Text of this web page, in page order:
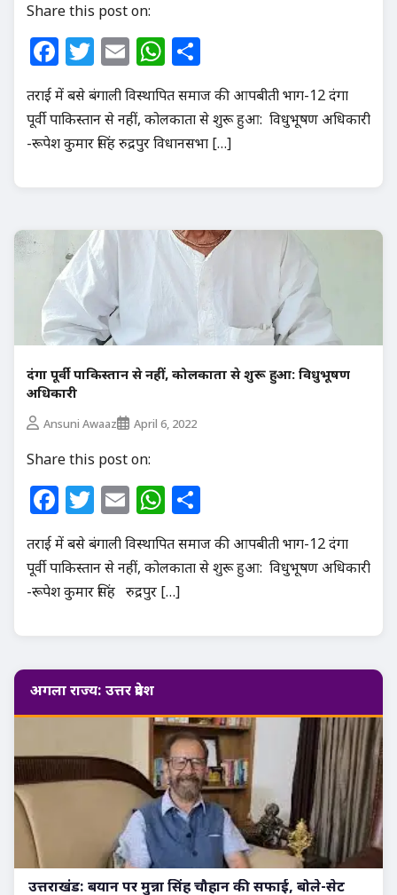
Share this post on:
Facebook
Twitter
EmailWhatsApp
तराई में बसे बंगाली विस्थापित समाज की आपबीती भाग-12 दंगा
पूर्वी पाकिस्तान से नहीं, कोलकाता से शुरू हुआ: विधुभूषण अधिकारी
-रूपेश कुमार सिंह रुद्रपुर विधानसभा […]
दंगा पूर्वी पाकिस्तान से नहीं, कोलकाता से शुरू हुआ: विधुभूषण
अधिकारी
Ansuni Awaaz April 6, 2022
Share this post on:
Facebook
Twitter
EmailWhatsApp
तराई में बसे बंगाली विस्थापित समाज की आपबीती भाग-12 दंगा
पूर्वी पाकिस्तान से नहीं, कोलकाता से शुरू हुआ: विधुभूषण अधिकारी
-रूपेश कुमार सिंह रुद्रपुर […]
अगला राज्य: उत्तर प्रदेश
उत्तराखंड: बयान पर मुन्ना सिंह चौहान की सफाई, बोले-सेट